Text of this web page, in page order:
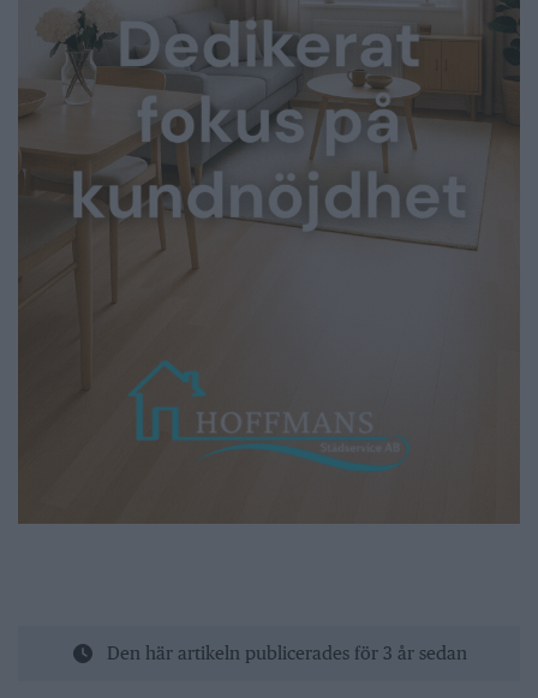
Den här artikeln publicerades för 3 år sedan